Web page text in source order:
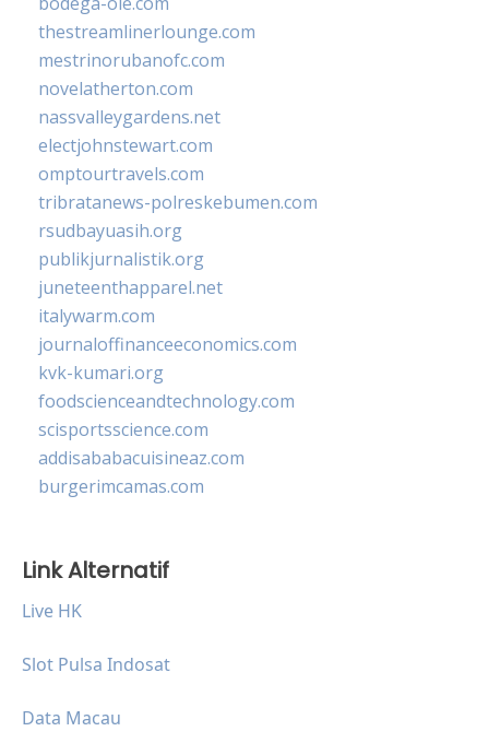
thestreamlinerlounge.com
mestrinorubanofc.com
novelatherton.com
nassvalleygardens.net
electjohnstewart.com
omptourtravels.com
tribratanews-polreskebumen.com
rsudbayuasih.org
publikjurnalistik.org
juneteenthapparel.net
italywarm.com
journaloffinanceeconomics.com
kvk-kumari.org
foodscienceandtechnology.com
scisportsscience.com
addisababacuisineaz.com
burgerimcamas.com
Link Alternatif
Live HK
Slot Pulsa Indosat
Data Macau